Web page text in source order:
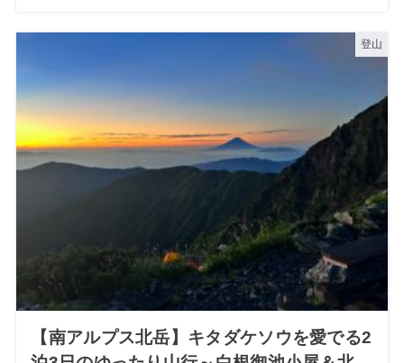
登山
【南アルプス北岳】キタダケソウを愛でる2